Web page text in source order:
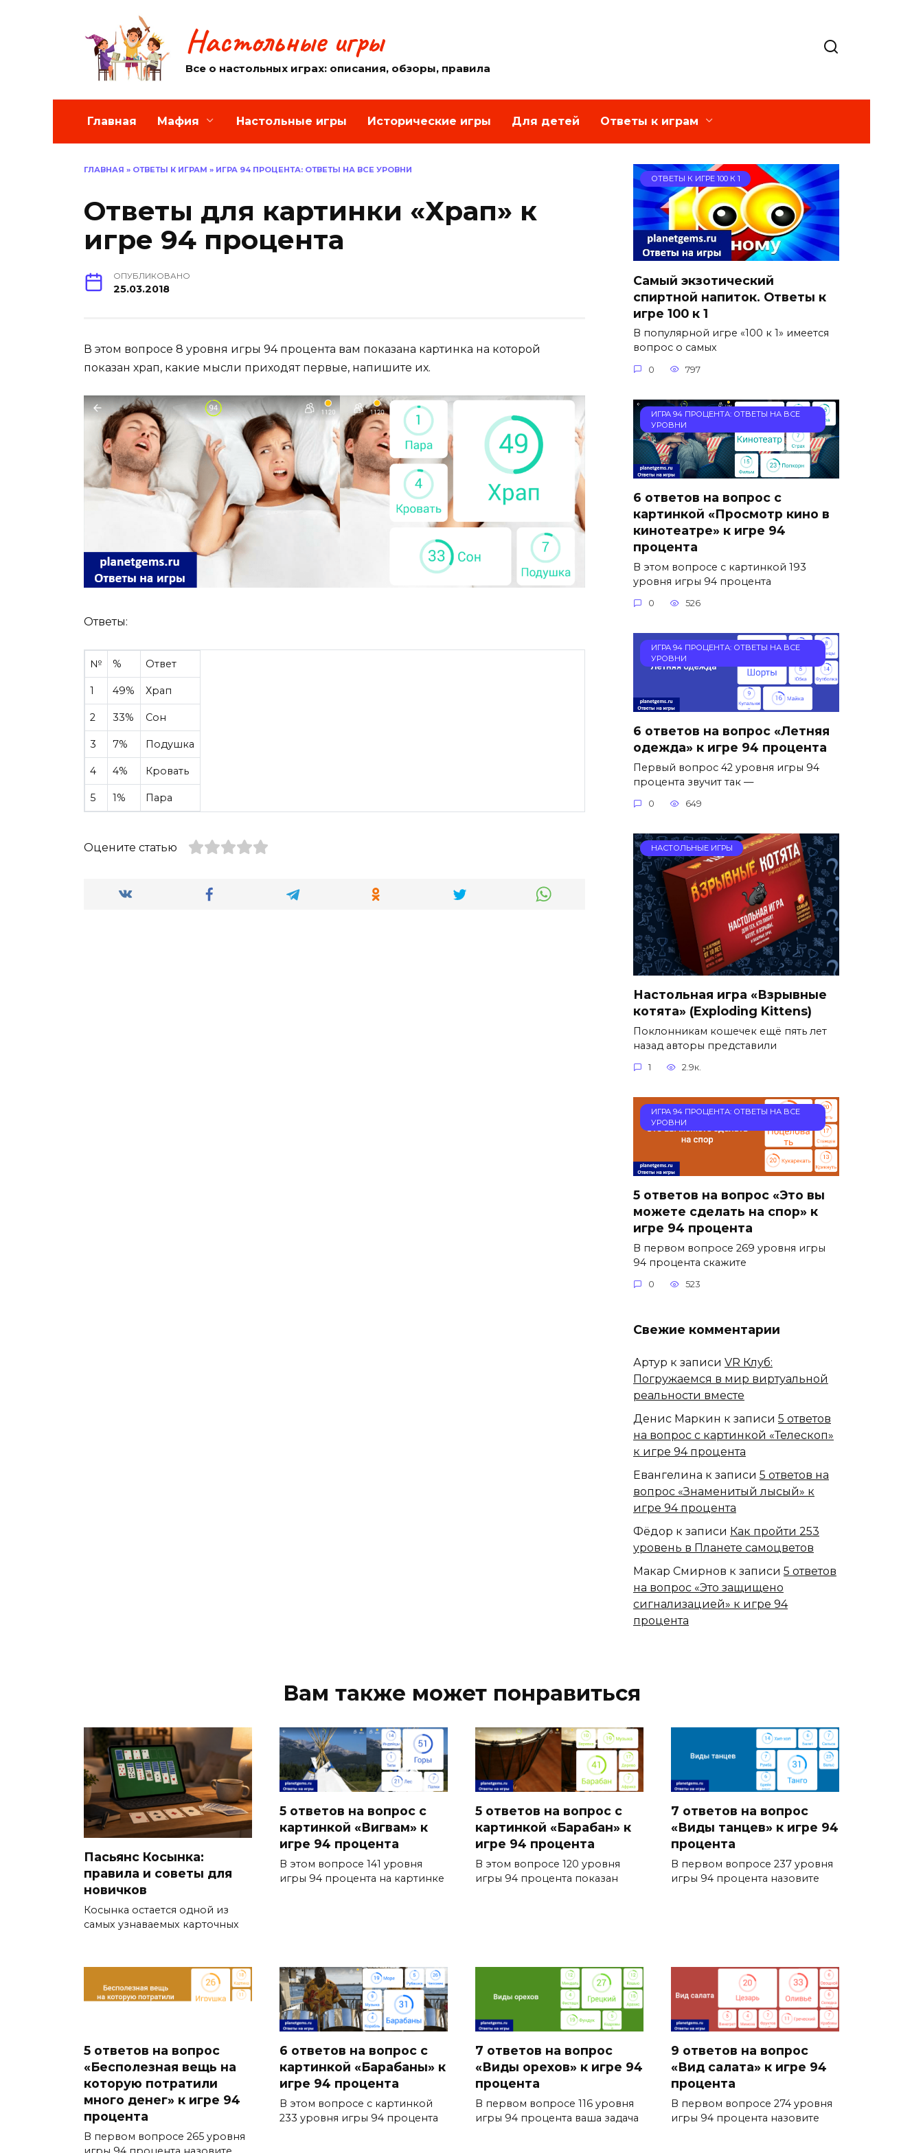
Настольные игры
Все о настольных играх: описания, обзоры, правила
Главная Мафия Настольные игры Исторические игры Для детей Ответы к играм
ГЛАВНАЯ » ОТВЕТЫ К ИГРАМ » ИГРА 94 ПРОЦЕНТА: ОТВЕТЫ НА ВСЕ УРОВНИ
Ответы для картинки «Храп» к
игре 94 процента
ОПУБЛИКОВАНО
25.03.2018
В этом вопросе 8 уровня игры 94 процента вам показана картинка на которой
показан храп, какие мысли приходят первые, напишите их.
Ответы:
№ % Ответ
1 49% Храп
2 33% Сон
3 7% Подушка
4 4% Кровать
5 1% Пара
Оцените статью
ОТВЕТЫ К ИГРЕ 100 К 1
Самый экзотический
спиртной напиток. Ответы к
игре 100 к 1
В популярной игре «100 к 1» имеется
вопрос о самых
0 797
ИГРА 94 ПРОЦЕНТА: ОТВЕТЫ НА ВСЕ
УРОВНИ
6 ответов на вопрос с
картинкой «Просмотр кино в
кинотеатре» к игре 94
процента
В этом вопросе с картинкой 193
уровня игры 94 процента
0 526
ИГРА 94 ПРОЦЕНТА: ОТВЕТЫ НА ВСЕ
УРОВНИ
6 ответов на вопрос «Летняя
одежда» к игре 94 процента
Первый вопрос 42 уровня игры 94
процента звучит так —
0 649
НАСТОЛЬНЫЕ ИГРЫ
Настольная игра «Взрывные
котята» (Exploding Kittens)
Поклонникам кошечек ещё пять лет
назад авторы представили
1 2.9к.
ИГРА 94 ПРОЦЕНТА: ОТВЕТЫ НА ВСЕ
УРОВНИ
5 ответов на вопрос «Это вы
можете сделать на спор» к
игре 94 процента
В первом вопросе 269 уровня игры
94 процента скажите
0 523
Свежие комментарии
Артур к записи VR Клуб:
Погружаемся в мир виртуальной
реальности вместе
Денис Маркин к записи 5 ответов
на вопрос с картинкой «Телескоп»
к игре 94 процента
Евангелина к записи 5 ответов на
вопрос «Знаменитый лысый» к
игре 94 процента
Фёдор к записи Как пройти 253
уровень в Планете самоцветов
Макар Смирнов к записи 5 ответов
на вопрос «Это защищено
сигнализацией» к игре 94
процента
Вам также может понравиться
Пасьянс Косынка:
правила и советы для
новичков
Косынка остается одной из
самых узнаваемых карточных
5 ответов на вопрос с
картинкой «Вигвам» к
игре 94 процента
В этом вопросе 141 уровня
игры 94 процента на картинке
5 ответов на вопрос с
картинкой «Барабан» к
игре 94 процента
В этом вопросе 120 уровня
игры 94 процента показан
7 ответов на вопрос
«Виды танцев» к игре 94
процента
В первом вопросе 237 уровня
игры 94 процента назовите
5 ответов на вопрос
«Бесполезная вещь на
которую потратили
много денег» к игре 94
процента
В первом вопросе 265 уровня
6 ответов на вопрос с
картинкой «Барабаны» к
игре 94 процента
В этом вопросе с картинкой
233 уровня игры 94 процента
7 ответов на вопрос
«Виды орехов» к игре 94
процента
В первом вопросе 116 уровня
игры 94 процента ваша задача
9 ответов на вопрос
«Вид салата» к игре 94
процента
В первом вопросе 274 уровня
игры 94 процента назовите